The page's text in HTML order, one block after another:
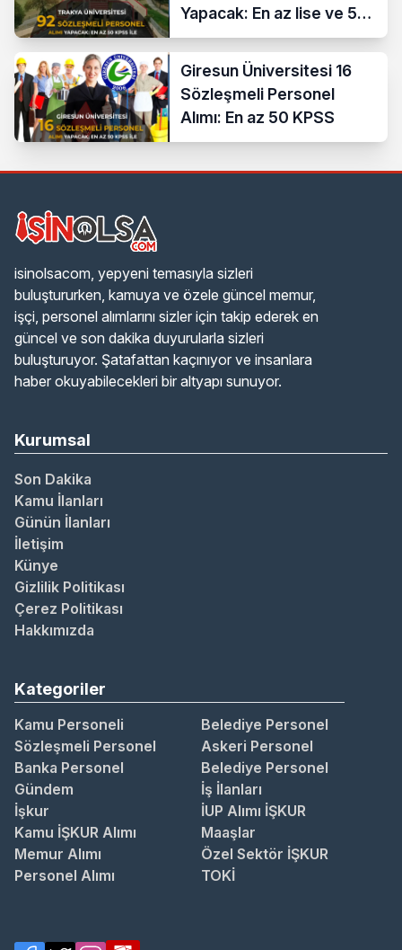
Yapacak: En az lise ve 50
KPSS İle
Giresun Üniversitesi 16
Sözleşmeli Personel
Alımı: En az 50 KPSS
isinolsacom, yepyeni temasıyla sizleri
buluştururken, kamuya ve özele güncel memur,
işçi, personel alımlarını sizler için takip ederek en
güncel ve son dakika duyurularla sizleri
buluşturuyor. Şatafattan kaçınıyor ve insanlara
haber okuyabilecekleri bir altyapı sunuyor.
Kurumsal
Son Dakika
Kamu İlanları
Günün İlanları
İletişim
Künye
Gizlilik Politikası
Çerez Politikası
Hakkımızda
Kategoriler
Kamu Personeli
Belediye Personel
Sözleşmeli Personel
Askeri Personel
Banka Personel
Belediye Personel
Gündem
İş İlanları
İşkur
İUP Alımı İŞKUR
Kamu İŞKUR Alımı
Maaşlar
Memur Alımı
Özel Sektör İŞKUR
Personel Alımı
TOKİ